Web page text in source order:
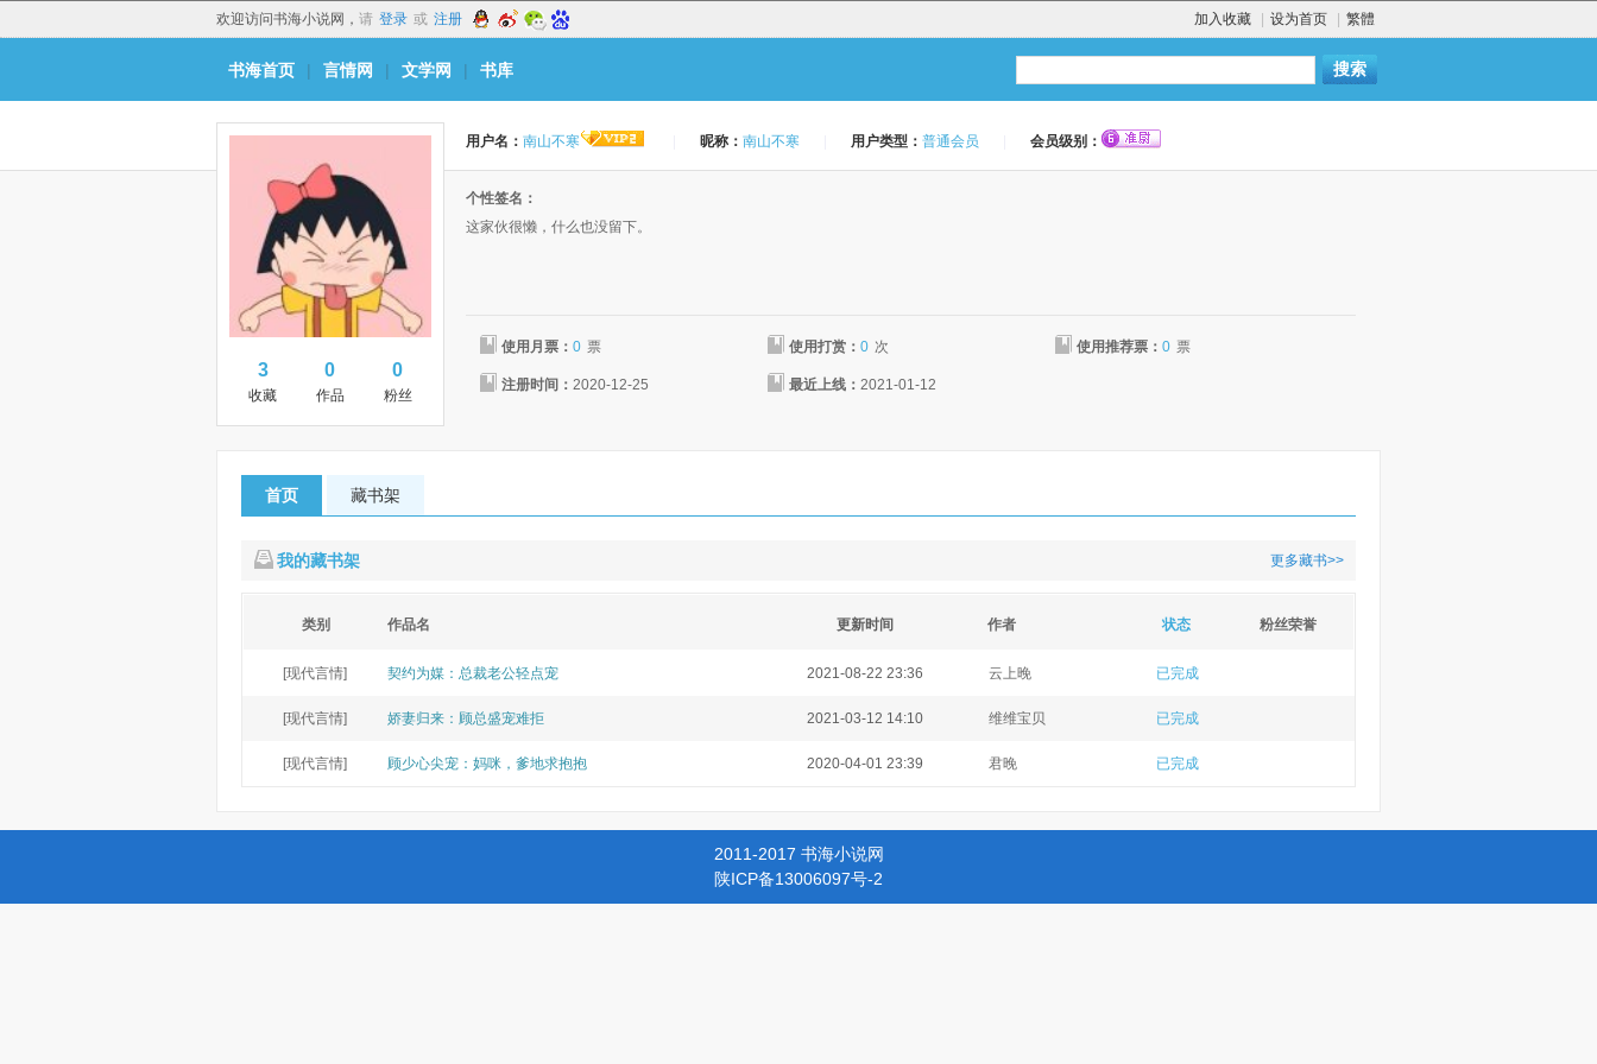
欢迎访问书海小说网， 请 登录 或 注册 加入收藏 设为首页 繁體
书海首页 | 言情网 | 文学网 | 书库
3
收藏
0
作品
0
粉丝
用户名： 南山不寒 昵称： 南山不寒 用户类型： 普通会员 会员级别：
个性签名：
这家伙很懒，什么也没留下。
使用月票： 0 票 使用打赏：0 次 使用推荐票：0 票
注册时间： 2020-12-25 最近上线：2021-01-12
首页 藏书架
我的藏书架 更多藏书>>
类别 作品名 更新时间 作者 状态 粉丝荣誉
[现代言情] 契约为媒：总裁老公轻点宠 2021-08-22 23:36 云上晚 已完成
[现代言情] 娇妻归来：顾总盛宠难拒 2021-03-12 14:10 维维宝贝 已完成
[现代言情] 顾少心尖宠：妈咪，爹地求抱抱 2020-04-01 23:39 君晚 已完成
2011-2017 书海小说网
陕ICP备13006097号-2